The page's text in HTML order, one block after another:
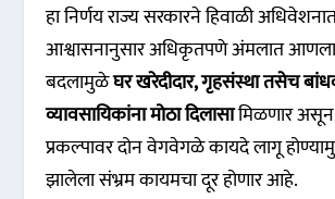
हा निर्णय राज्य सरकारने हिवाळी
आश्वासनानुसार अधिकृतपणे अंमलात
बदलामुळेघर खरेदीदार, गृहसंस्था तसेच
व्यावसायिकांना मोठा दिलासामिळणार
प्रकल्पावर दोन वेगवेगळे कायदे लागू
झालेला संभ्रम कायमचा दूर होणार आहे.